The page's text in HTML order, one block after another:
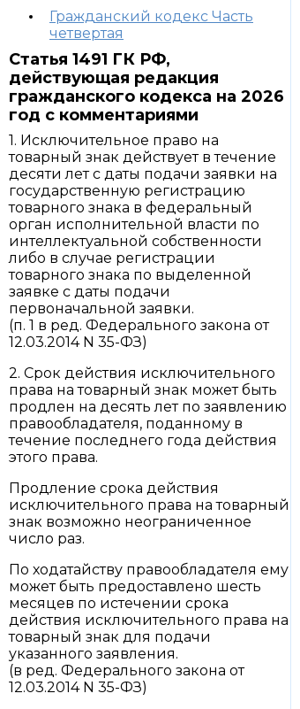
Гражданский кодекс Часть
четвертая
Статья 1491 ГК РФ,
действующая редакция
гражданского кодекса на 2026
год с комментариями
1. Исключительное право на
товарный знак действует в течение
десяти лет с даты подачи заявки на
государственную регистрацию
товарного знака в федеральный
орган исполнительной власти по
интеллектуальной собственности
либо в случае регистрации
товарного знака по выделенной
заявке с даты подачи
первоначальной заявки.
(п. 1 в ред. Федерального закона от
12.03.2014 N 35-ФЗ)
2. Срок действия исключительного
права на товарный знак может быть
продлен на десять лет по заявлению
правообладателя, поданному в
течение последнего года действия
этого права.
Продление срока действия
исключительного права на товарный
знак возможно неограниченное
число раз.
По ходатайству правообладателя ему
может быть предоставлено шесть
месяцев по истечении срока
действия исключительного права на
товарный знак для подачи
указанного заявления.
(в ред. Федерального закона от
12.03.2014 N 35-ФЗ)